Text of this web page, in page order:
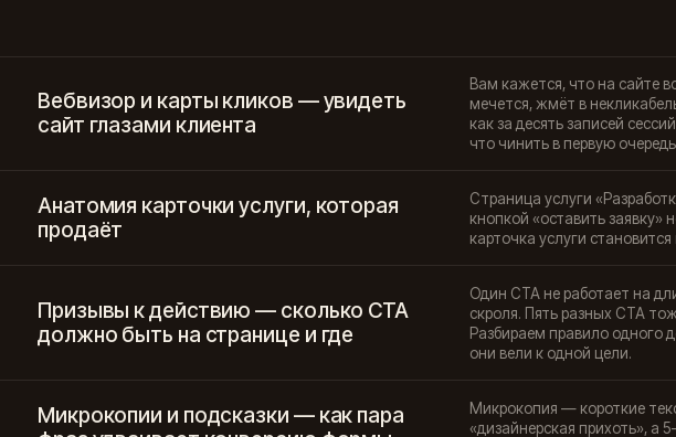
Вебвизор и карты кликов — увидеть
сайт глазами клиента
Вам кажется, что на сайте
мечется, жмёт в
как за десять записей
что чинить в первую
Анатомия карточки услуги, которая
продаёт
Страница услуги
кнопкой «оставить заявку»
карточка услуги
Призывы к действию — сколько CTA
должно быть на странице и где
Один CTA не работает на
скроля. Пять разных CTA
Разбираем правило одного
они вели к одной цели.
Микрокопии и подсказки — как пара
Микрокопия — короткие
«дизайнерская прихоть», а